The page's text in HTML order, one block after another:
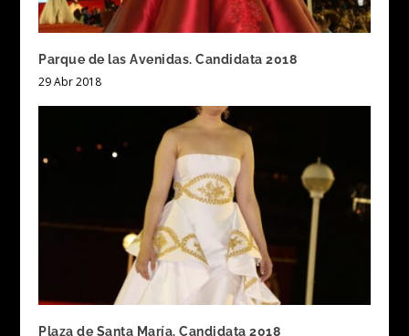
Parque de las Avenidas. Candidata 2018
29 Abr 2018
Plaza de Santa María. Candidata 2018